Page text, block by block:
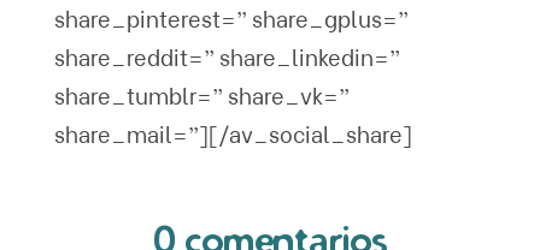
share_pinterest=” share_gplus=”
share_reddit=” share_linkedin=”
share_tumblr=” share_vk=”
share_mail=”][/av_social_share]
0 comentarios